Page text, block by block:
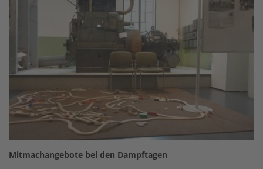
Mitmachangebote bei den Dampftagen